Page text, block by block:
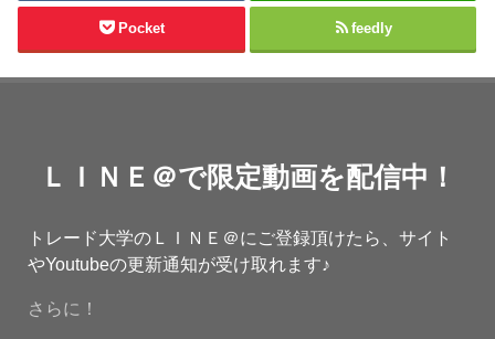
Pocket feedly
ＬＩＮＥ＠で限定動画を配信中！
トレード大学のＬＩＮＥ＠にご登録頂けたら、サイト
やYoutubeの更新通知が受け取れます♪
さらに！